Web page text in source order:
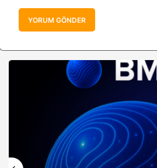
YORUM GÖNDER